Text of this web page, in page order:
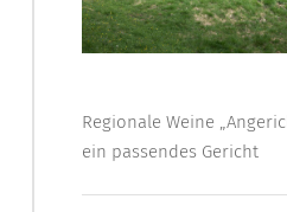
Regionale Weine
ein passendes Gericht